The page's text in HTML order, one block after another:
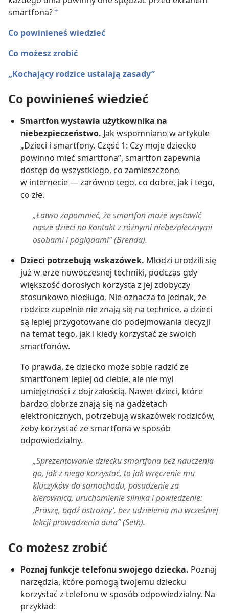
smartfona? a
Co powinieneś wiedzieć
Co możesz zrobić
„Kochający rodzice ustalają zasady”
Co powinieneś wiedzieć
Smartfon wystawia użytkownika na
niebezpieczeństwo. Jak wspomniano w artykule
„Dzieci i smartfony. Część 1: Czy moje dziecko
powinno mieć smartfona”, smartfon zapewnia
dostęp do wszystkiego, co zamieszczono
w internecie — zarówno tego, co dobre, jak i tego,
co złe.
„Łatwo zapomnieć, że smartfon może wystawić
nasze dzieci na kontakt z różnymi niebezpiecznymi
osobami i poglądami” (Brenda).
Dzieci potrzebują wskazówek. Młodzi urodzili się
już w erze nowoczesnej techniki, podczas gdy
większość dorosłych korzysta z jej zdobyczy
stosunkowo niedługo. Nie oznacza to jednak, że
rodzice zupełnie nie znają się na technice, a dzieci
są lepiej przygotowane do podejmowania decyzji
na temat tego, jak i kiedy korzystać ze swoich
smartfonów.
To prawda, że dziecko może sobie radzić ze
smartfonem lepiej od ciebie, ale nie myl
umiejętności z dojrzałością. Nawet dzieci, które
bardzo dobrze znają się na gadżetach
elektronicznych, potrzebują wskazówek rodziców,
żeby korzystać ze smartfona w sposób
odpowiedzialny.
„Sprezentowanie dziecku smartfona bez nauczenia
go, jak z niego korzystać, to jak wręczenie mu
kluczyków do samochodu, posadzenie za
kierownicą, uruchomienie silnika i powiedzenie:
‚Proszę, bądź ostrożny’, bez udzielenia mu wcześniej
lekcji prowadzenia auta” (Seth).
Co możesz zrobić
Poznaj funkcje telefonu swojego dziecka. Poznaj
narzędzia, które pomogą twojemu dziecku
korzystać z telefonu w sposób odpowiedzialny. Na
przykład: